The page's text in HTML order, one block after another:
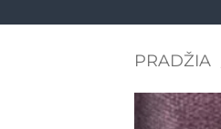
PRADŽIA